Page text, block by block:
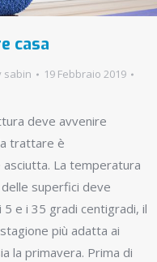
casa
sabin
19 Febbraio 2019
deve avvenire
trattare è
La temperatura
superfici deve
e i 35 gradi centigradi, il
più adatta ai
la primavera. Prima di